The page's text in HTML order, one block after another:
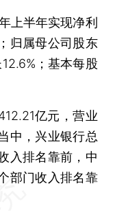
半年实现净利
归属母公司股东
；基本每股
亿元，营业
中，兴业银行总
入排名靠前，中
部门收入排名靠